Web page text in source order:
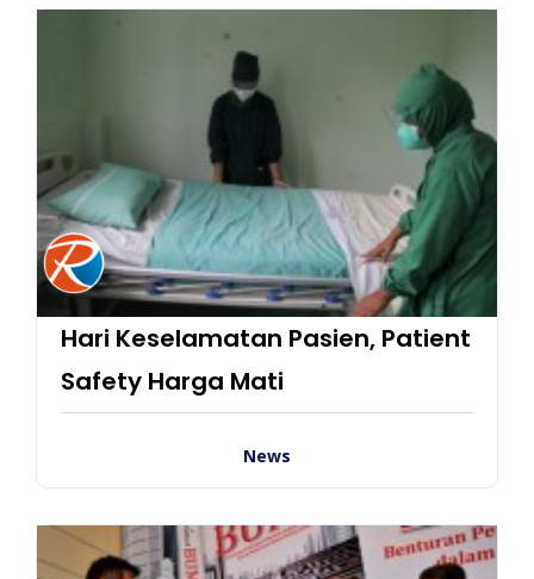
Hari Keselamatan Pasien, Patient
Safety Harga Mati
News